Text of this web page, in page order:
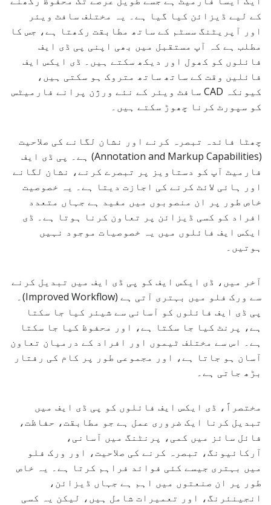
کے لیے ڈیزائن کیا گیا ہے۔ یہ مختلف سافٹ ویئر
اور آپریٹنگ سسٹم کے ساتھ مطابقت رکھتا ہے، جس کا
مطلب ہے کہ آپ مستقبل میں بھی اپنی پی ڈی ایف
فائلوں کو کھول اور دیکھ سکتے ہیں۔ ڈی ایکس ایف
فائلیں وقت کے ساتھ ساتھ متروک ہو سکتی ہیں،
کیونکہ CAD سافٹ ویئر کے نئے ورژن پرانے فارمیٹس
کو سپورٹ کرنا چھوڑ سکتے ہیں۔
چھٹا فائدہ تبصرہ کرنے اور نشان لگانے کی صلاحیت
(Annotation and Markup Capabilities) ہے۔ پی ڈی ایف
فارمیٹ آپ کو دستاویز پر تبصرے کرنے، نشان لگانے
اور ہائی لائٹ کرنے کی اجازت دیتا ہے۔ یہ خصوصیت
خاص طور پر ان منصوبوں میں مفید ہے جہاں متعدد
افراد کو کسی ڈیزائن پر تعاون کرنا ہوتا ہے۔ ڈی
ایکس ایف فائلوں میں یہ خصوصیات موجود نہیں
ہوتیں۔
آخر میں، ڈی ایکس ایف کو پی ڈی ایف میں تبدیل کرنے
سے ورک فلو میں بہتری آتی ہے (Improved Workflow)۔
پی ڈی ایف فائلوں کو آسانی سے شیئر کیا جا سکتا
ہے، پرنٹ کیا جا سکتا ہے، اور محفوظ کیا جا سکتا
ہے۔ اس سے مختلف ٹیموں اور افراد کے درمیان تعاون
آسان ہو جاتا ہے، اور مجموعی طور پر کام کی رفتار
بڑھ جاتی ہے۔
مختصراً، ڈی ایکس ایف فائلوں کو پی ڈی ایف میں
تبدیل کرنا ایک ضروری عمل ہے جو مطابقت، حفاظت،
فائل سائز میں کمی، پرنٹنگ میں آسانی،
آرکائیونگ، تبصرہ کرنے کی صلاحیت، اور ورک فلو
میں بہتری جیسے کئی فوائد فراہم کرتا ہے۔ یہ خاص
طور پر ان صنعتوں میں اہم ہے جہاں ڈیزائن،
انجینئرنگ، اور تعمیرات شامل ہیں، لیکن یہ کسی